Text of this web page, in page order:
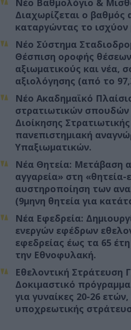
Διαχωρίζεται ο βαθμός
καταργώντας το ισχύον
Νέο Σύστημα
Θέσπιση οροφής
αξιωματικούς και νέα,
αξιολόγησης (από το
Νέο Ακαδημαϊκό
στρατιωτικών
Διοίκησης
πανεπιστημιακή
Υπαξιωματικών.
Νέα Θητεία: Μετάβαση
αγγαρεία» στη «θητεία-
αυστηροποίηση των
(9μηνη θητεία για
Νέα Εφεδρεία:
ενεργών εφέδρων
εφεδρείας έως τα 65
την Εθνοφυλακή.
Εθελοντική Στράτευση
Δοκιμαστικό
για γυναίκες 20-26
υποχρεωτικής